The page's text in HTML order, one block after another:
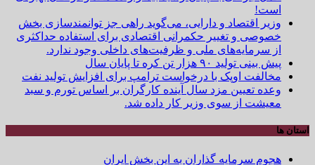
است!
وزیر اقتصاد و دارایی، می‌گوید راهی جز توانمندسازی بخش
خصوصی و تغییر حکمرانی اقتصادی برای استفاده حداکثری
از سرمایه‌های ملی و ظرفیت‌های داخلی وجود ندارد.
پیش بینی تولید ۹۰ هزار تن کره تا پایان سال
مخالفت اوپک با درخواست ترامپ برای افزایش تولید نفت
وعده تعیین مزد سال آینده کارگران بر اساس تورم و سبد
معیشت از سوی وزیر کار داده شد.
استان ها
هجوم سرمایه گذاران به این بخش ایران